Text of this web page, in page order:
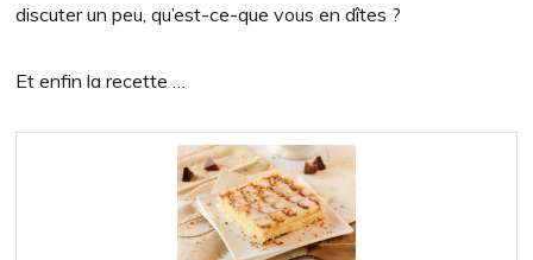
discuter un peu, qu’est-ce-que vous en dîtes ?
Et enfin la recette …